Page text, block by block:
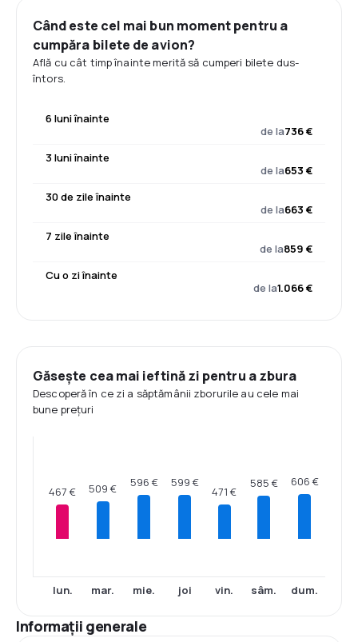
Când este cel mai bun moment pentru a
cumpăra bilete de avion?
Află cu cât timp înainte merită să cumperi bilete dus-
întors.
6 luni înainte
de la736 €
3 luni înainte
de la653 €
30 de zile înainte
de la663 €
7 zile înainte
de la859 €
Cu o zi înainte
de la1.066 €
Găsește cea mai ieftină zi pentru a zbura
Descoperă în ce zi a săptămânii zborurile au cele mai
bune prețuri
467 €
lun.
509 €
mar.
596 €
mie.
599 €
joi
471 €
vin.
585 €
sâm.
606 €
dum.
Informații generale